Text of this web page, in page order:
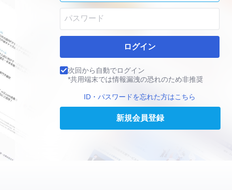
ログイン
次回から自動でログイン
*共用端末では情報漏洩の恐れのため非推奨
ID・パスワードを忘れた方はこちら
新規会員登録